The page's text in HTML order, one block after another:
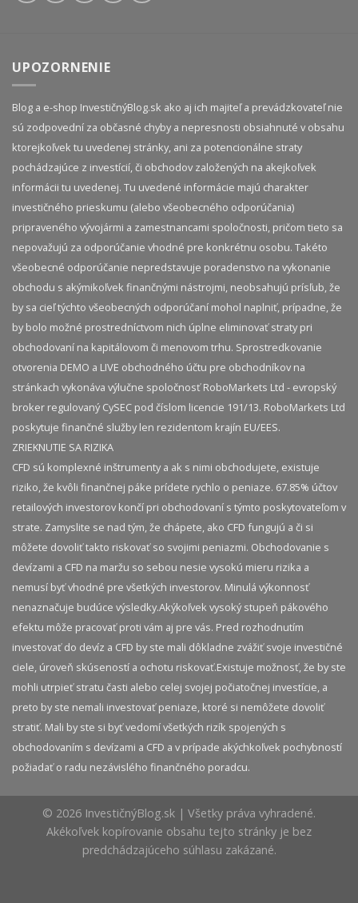
UPOZORNENIE
Blog a e-shop InvestičnýBlog.sk ako aj ich majiteľ a prevádzkovateľ nie
sú zodpovední za občasné chyby a nepresnosti obsiahnuté v obsahu
ktorejkoľvek tu uvedenej stránky, ani za potencionálne straty
pochádzajúce z investícií, či obchodov založených na akejkoľvek
informácii tu uvedenej. Tu uvedené informácie majú charakter
investičného prieskumu (alebo všeobecného odporúčania)
pripraveného vývojármi a zamestnancami spoločnosti, pričom tieto sa
nepovažujú za odporúčanie vhodné pre konkrétnu osobu. Takéto
všeobecné odporúčanie nepredstavuje poradenstvo na vykonanie
obchodu s akýmikoľvek finančnými nástrojmi, neobsahujú prísľub, že
by sa cieľ týchto všeobecných odporúčaní mohol naplniť, prípadne, že
by bolo možné prostredníctvom nich úplne eliminovať straty pri
obchodovaní na kapitálovom či menovom trhu. Sprostredkovanie
otvorenia DEMO a LIVE obchodného účtu pre obchodníkov na
stránkach vykonáva výlučne spoločnosť RoboMarkets Ltd - evropský
broker regulovaný CySEC pod číslom licencie 191/13. RoboMarkets Ltd
poskytuje finančné služby len rezidentom krajín EU/EES.
ZRIEKNUTIE SA RIZIKA
CFD sú komplexné inštrumenty a ak s nimi obchodujete, existuje
riziko, že kvôli finančnej páke prídete rychlo o peniaze. 67.85% účtov
retailových investorov končí pri obchodovaní s týmto poskytovateľom v
strate. Zamyslite se nad tým, že chápete, ako CFD fungujú a či si
môžete dovoliť takto riskovať so svojimi peniazmi. Obchodovanie s
devízami a CFD na maržu so sebou nesie vysokú mieru rizika a
nemusí byť vhodné pre všetkých investorov. Minulá výkonnosť
nenaznačuje budúce výsledky.​ Akýkoľvek vysoký stupeň pákového
efektu môže pracovať proti vám aj pre vás. Pred rozhodnutím
investovať do devíz a CFD by ste mali dôkladne zvážiť svoje investičné
ciele, úroveň skúseností a ochotu riskovať.​ Existuje možnosť, že by ste
mohli utrpieť stratu časti alebo celej svojej počiatočnej investície, a
preto by ste nemali investovať peniaze, ktoré si nemôžete dovoliť
stratiť. Mali by ste si byť vedomí všetkých rizík spojených s
obchodovaním s devízami a CFD a v prípade akýchkoľvek pochybností
požiadať o radu nezávislého finančného poradcu.
© 2026 InvestičnýBlog.sk | Všetky práva vyhradené.
Akékoľvek kopírovanie obsahu tejto stránky je bez
predchádzajúceho súhlasu zakázané.